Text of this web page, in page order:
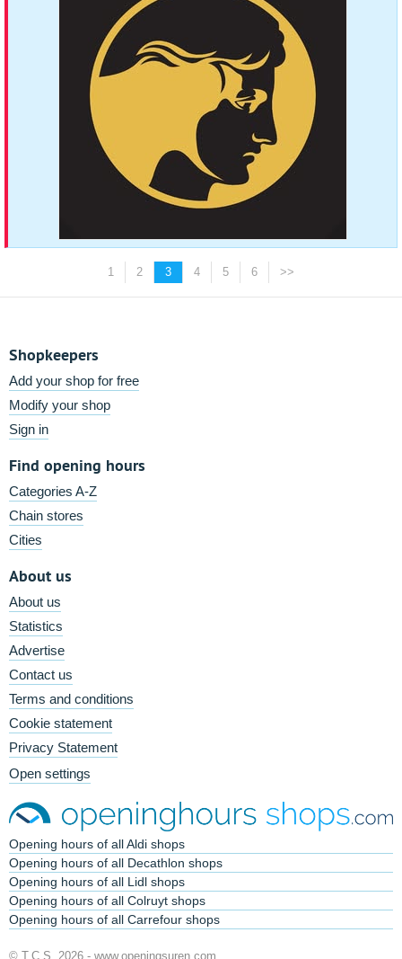
1 2 3 4 5 6 >>
Shopkeepers
Add your shop for free
Modify your shop
Sign in
Find opening hours
Categories A-Z
Chain stores
Cities
About us
About us
Statistics
Advertise
Contact us
Terms and conditions
Cookie statement
Privacy Statement
Open settings
Opening hours of all Aldi shops
Opening hours of all Decathlon shops
Opening hours of all Lidl shops
Opening hours of all Colruyt shops
Opening hours of all Carrefour shops
© T.C.S. 2026 - www.openingsuren.com